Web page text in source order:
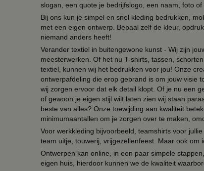
slogan, een quote je bedrijfslogo, een naam, foto
Bij ons kun je simpel en snel kleding bedrukken,
met een eigen ontwerp. Bepaal zelf de kleur,
niemand anders heeft!
Verander textiel in buitengewone kunst - Wij zijn
meesterwerken. Of het nu T-shirts, tassen,
textiel, kunnen wij het bedrukken voor jou! Onze
ontwerpafdeling die erop gebrand is om jouw visie
wij zorgen ervoor dat elk detail klopt. Of je nu een
of gewoon je eigen stijl wilt laten zien wij staan
beste van alles? Onze toewijding aan kwaliteit
minimumaantallen om je zorgen over te maken,
Voor werkkleding bijvoorbeeld, teamshirts voor
team uitje, touwerij, vrijgezellenfeest. Maar ook
Ontwerpen kan online, in een paar simpele
eigen huis, hierdoor kunnen we de kwaliteit